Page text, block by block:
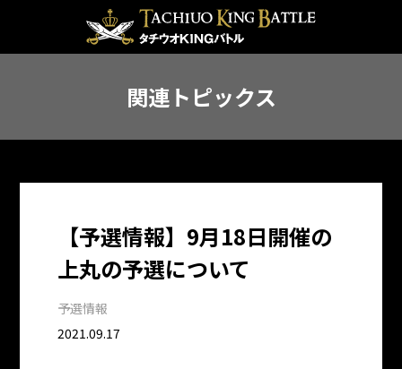
関連トピックス
【予選情報】9月18日開催の
上丸の予選について
予選情報
2021.09.17